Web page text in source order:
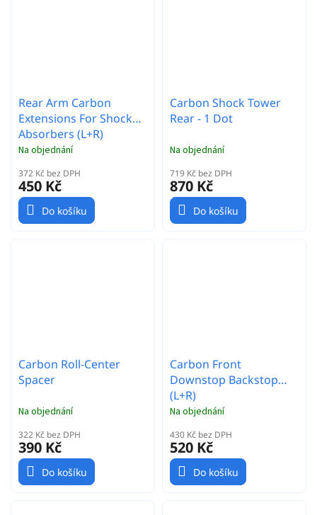
Rear Arm Carbon
Extensions For Shock
Absorbers (L+R)
Na objednání
372 Kč bez DPH
450 Kč
Do košíku
Carbon Shock Tower
Rear - 1 Dot
Na objednání
719 Kč bez DPH
870 Kč
Do košíku
Carbon Roll-Center
Spacer
Na objednání
322 Kč bez DPH
390 Kč
Do košíku
Carbon Front
Downstop Backstop
(L+R)
Na objednání
430 Kč bez DPH
520 Kč
Do košíku